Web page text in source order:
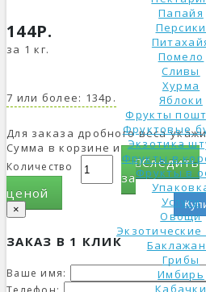
Папайя
Персики
Помело
Сливы
Хурма
Яблоки
Фрукты
Фруктовые
Экзотика
Фрукты в
Фрукты в
Услуги
Овощи
Грибы
Имбирь
Кабачки
144Р.
за 1 кг.
7 или более: 134р.
Для заказа дробного веса
Сумма в корзине изменится.
Количество
Следить
за
ценой
×
ЗАКАЗ В 1 КЛИК
Ваше имя: